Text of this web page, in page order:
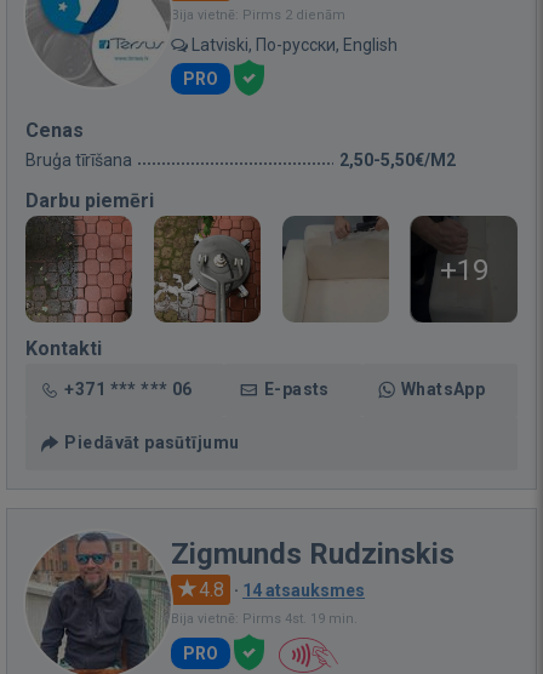
Bija vietnē: Pirms 2 dienām
Latviski, По-русски, English
PRO
Cenas
Bruģa tīrīšana 2,50-5,50€/M2
Darbu piemēri
+19
Kontakti
+371 *** *** 06 E-pasts WhatsApp
Piedāvāt pasūtījumu
Zigmunds Rudzinskis
4.8 · 14 atsauksmes
Bija vietnē: Pirms 4st. 19 min.
PRO